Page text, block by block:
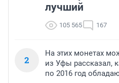
Ну и т.д. И т.п.лучший
105 565 167
2
На этих монетах
из Уфы рассказал,
по 2016 год